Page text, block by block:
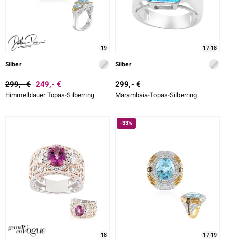
19
Silber
299,- € 249,- €
Himmelblauer Topas-Silberring
17-18
Silber
299,- €
Marambaia-Topas-Silberring
18
-33%
17-19